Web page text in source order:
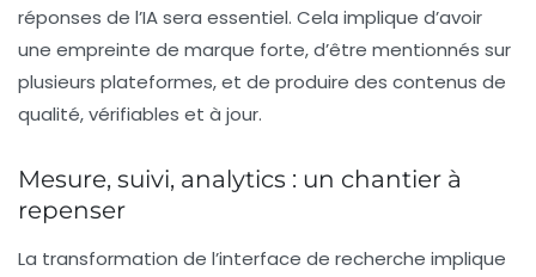
réponses de l’IA sera essentiel. Cela implique d’avoir
une empreinte de marque forte, d’être mentionnés sur
plusieurs plateformes, et de produire des contenus de
qualité, vérifiables et à jour.
Mesure, suivi, analytics : un chantier à
repenser
La transformation de l’interface de recherche implique